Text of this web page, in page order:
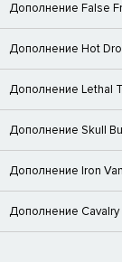
Дополнение False
Дополнение Hot
Дополнение Lethal
Дополнение Skull
Дополнение Iron
Дополнение Cavalry